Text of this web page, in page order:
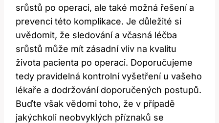
srůstů po operaci, ale také možná řešení a
prevenci této komplikace. Je důležité si
uvědomit, že sledování a včasná léčba
srůstů může mít zásadní vliv na kvalitu
života pacienta po operaci. Doporučujeme
tedy pravidelná kontrolní vyšetření u vašeho
lékaře a dodržování doporučených postupů.
Buďte však vědomi toho, že v případě
jakýchkoli neobvyklých příznaků se